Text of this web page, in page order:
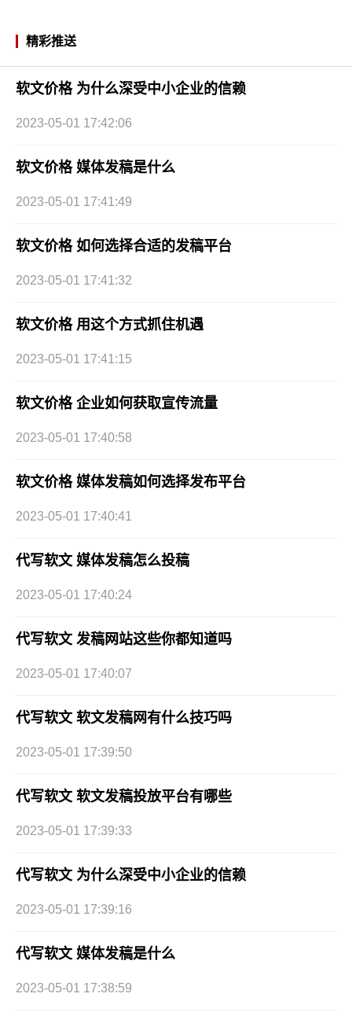
精彩推送
软文价格 为什么深受中小企业的信赖
2023-05-01 17:42:06
软文价格 媒体发稿是什么
2023-05-01 17:41:49
软文价格 如何选择合适的发稿平台
2023-05-01 17:41:32
软文价格 用这个方式抓住机遇
2023-05-01 17:41:15
软文价格 企业如何获取宣传流量
2023-05-01 17:40:58
软文价格 媒体发稿如何选择发布平台
2023-05-01 17:40:41
代写软文 媒体发稿怎么投稿
2023-05-01 17:40:24
代写软文 发稿网站这些你都知道吗
2023-05-01 17:40:07
代写软文 软文发稿网有什么技巧吗
2023-05-01 17:39:50
代写软文 软文发稿投放平台有哪些
2023-05-01 17:39:33
代写软文 为什么深受中小企业的信赖
2023-05-01 17:39:16
代写软文 媒体发稿是什么
2023-05-01 17:38:59